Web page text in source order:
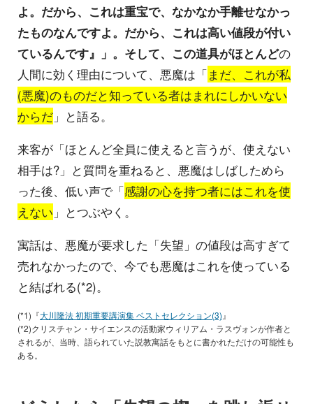
よ。だから、これは重宝で、なかなか手離せなかっ
たものなんですよ。だから、これは高い値段が付い
ているんです』」。そして、この道具がほとんどの
人間に効く理由について、悪魔は「まだ、これが私
(悪魔)のものだと知っている者はまれにしかいない
からだ 」と語る。
来客が「ほとんど全員に使えると言うが、使えない
相手は?」と質問を重ねると、悪魔はしばしためら
った後、低い声で「感謝の心を持つ者にはこれを使
えない 」とつぶやく。
寓話は、悪魔が要求した「失望」の値段は高すぎて
売れなかったので、今でも悪魔はこれを使っている
と結ばれる(*2)。
(*1)『大川隆法 初期重要講演集 ベストセレクション(3)』
(*2)クリスチャン・サイエンスの活動家ウィリアム・ラスヴォンが作者と
されるが、当時、語られていた説教寓話をもとに書かれただけの可能性も
ある。